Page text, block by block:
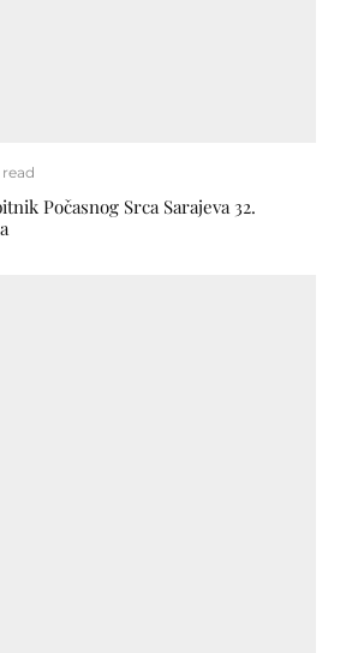
Počasnog Srca Sarajeva 32.